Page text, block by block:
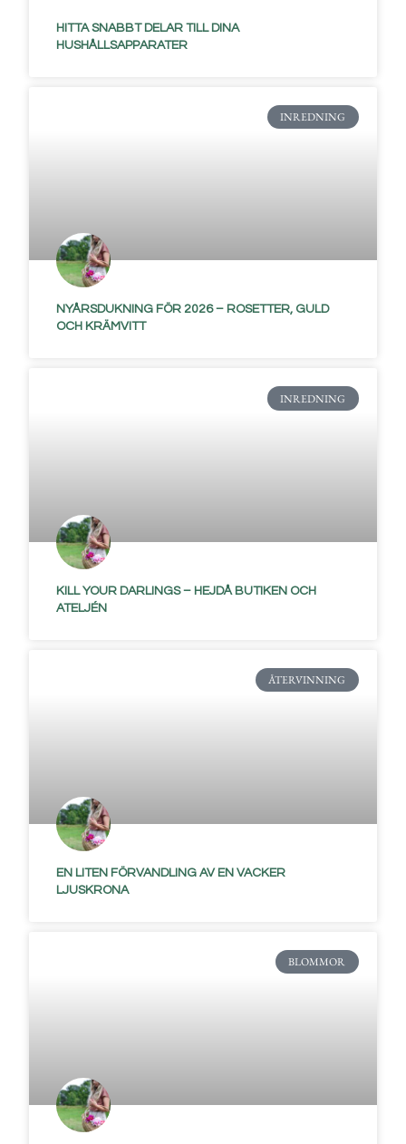
HITTA SNABBT DELAR TILL DINA
HUSHÅLLSAPPARATER
INREDNING
NYÅRSDUKNING FÖR 2026 – ROSETTER, GULD
OCH KRÄMVITT
INREDNING
KILL YOUR DARLINGS – HEJDÅ BUTIKEN OCH
ATELJÉN
ÅTERVINNING
EN LITEN FÖRVANDLING AV EN VACKER
LJUSKRONA
BLOMMOR